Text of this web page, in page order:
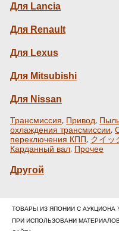
Для Lancia
Для Renault
Для Lexus
Для Mitsubishi
Для Nissan
Трансмиссия, Привод,
охлаждения трансмиссии,
переключения КПП, クイッ
Карданный вал, Прочее
Другой
ТОВАРЫ ИЗ ЯПОНИИ С АУКЦИОНА
ПРИ ИСПОЛЬЗОВАНИ